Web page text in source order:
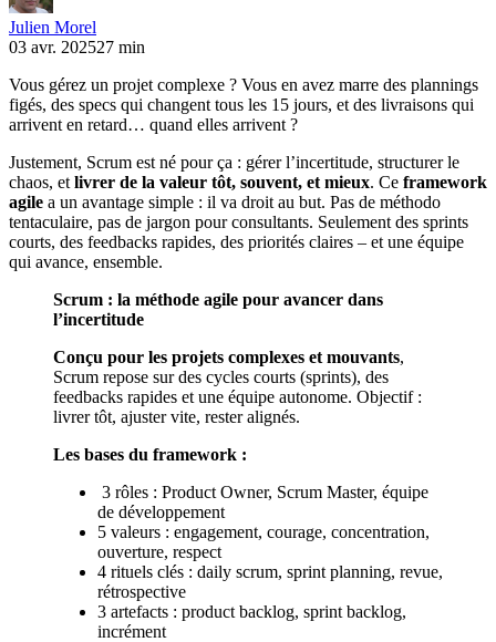
Julien Morel
03 avr. 202527 min
Vous gérez un projet complexe ? Vous en avez marre des plannings
figés, des specs qui changent tous les 15 jours, et des livraisons qui
arrivent en retard… quand elles arrivent ?
Justement, Scrum est né pour ça : gérer l’incertitude, structurer le
chaos, et livrer de la valeur tôt, souvent, et mieux. Ce framework
agile a un avantage simple : il va droit au but. Pas de méthodo
tentaculaire, pas de jargon pour consultants. Seulement des sprints
courts, des feedbacks rapides, des priorités claires – et une équipe
qui avance, ensemble.
Scrum : la méthode agile pour avancer dans
l’incertitude
Conçu pour les projets complexes et mouvants,
Scrum repose sur des cycles courts (sprints), des
feedbacks rapides et une équipe autonome. Objectif :
livrer tôt, ajuster vite, rester alignés.
Les bases du framework :
3 rôles : Product Owner, Scrum Master, équipe
de développement
5 valeurs : engagement, courage, concentration,
ouverture, respect
4 rituels clés : daily scrum, sprint planning, revue,
rétrospective
3 artefacts : product backlog, sprint backlog,
incrément